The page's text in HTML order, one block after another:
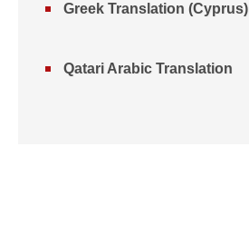
Greek Translation (Cyprus)
Qatari Arabic Translation